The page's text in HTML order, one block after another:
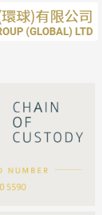
*你的名字
公司名稱